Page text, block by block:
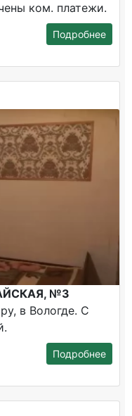
ком. платежи.
Подробнее
№3
в Вологде. С
Подробнее